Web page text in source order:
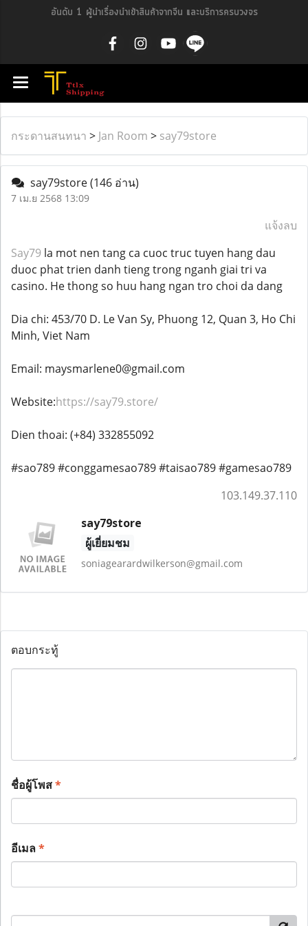
อันดับ 1 ผู้นำเรื่องนำเข้าสินค้าจากจีน และบริการครบวงจร
กระดานสนทนา > Jan Room > say79store
say79store(146 อ่าน)
7 เม.ย 2568 13:09
แจ้งลบ
Say79 la mot nen tang ca cuoc truc tuyen hang dau
duoc phat trien danh tieng trong nganh giai tri va
casino. He thong so huu hang ngan tro choi da dang
Dia chi: 453/70 D. Le Van Sy, Phuong 12, Quan 3, Ho Chi
Minh, Viet Nam
Email: maysmarlene0@gmail.com
Website:https://say79.store/
Dien thoai: (+84) 332855092
#sao789 #conggamesao789 #taisao789 #gamesao789
103.149.37.110
say79store
ผู้เยี่ยมชม
soniagearardwilkerson@gmail.com
ตอบกระทู้
ชื่อผู้โพส*
อีเมล*